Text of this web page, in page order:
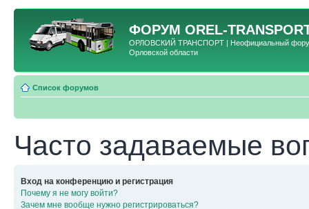
ФОРУМ OREL-
ОРЛОВСКИЙ ТРАНСПОРТ | Неофициальный форум
Орловской области
Список форумов
Часто задаваемые
Вход на конференцию и регистрация
Почему я не могу войти?
Зачем мне вообще нужно регистрироваться?